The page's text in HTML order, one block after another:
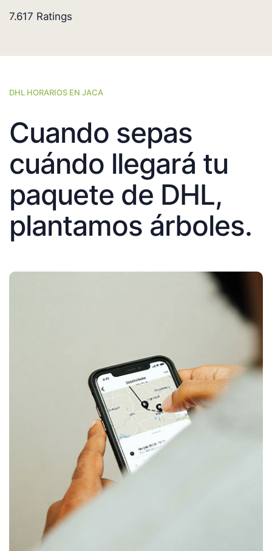
7.617 Ratings
DHL HORARIOS EN JACA
Cuando sepas
cuándo llegará tu
paquete de DHL,
plantamos árboles.